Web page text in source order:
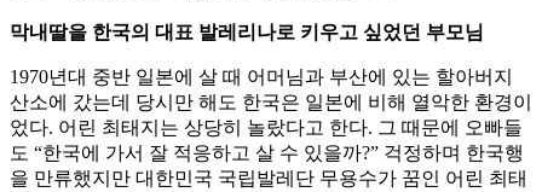
막내딸을 한국의 대표 발레리나로 키우고 싶었던 부모님
1970년대 중반 일본에 살 때 어머님과 부산에 있는 할아버지
산소에 갔는데 당시만 해도 한국은 일본에 비해 열악한 환경이
었다. 어린 최태지는 상당히 놀랐다고 한다. 그 때문에 오빠들
도 “한국에 가서 잘 적응하고 살 수 있을까?” 걱정하며 한국행
을 만류했지만 대한민국 국립발레단 무용수가 꿈인 어린 최태